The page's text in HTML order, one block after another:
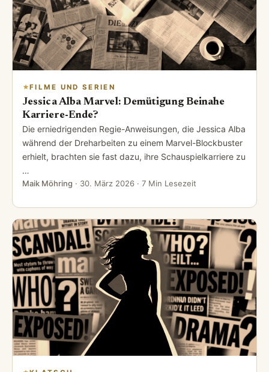
FILME UND SERIEN
Jessica Alba Marvel: Demütigung Beinahe
Karriere-Ende?
Die erniedrigenden Regie-Anweisungen, die Jessica Alba
während der Dreharbeiten zu einem Marvel-Blockbuster
erhielt, brachten sie fast dazu, ihre Schauspielkarriere zu
…
Maik Möhring · 30. März 2026 · 7 Min Lesezeit